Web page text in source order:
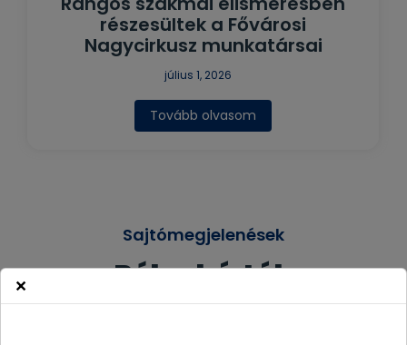
×
részesültek a Fővárosi
Nagycirkusz munkatársai
július 1, 2026
Tovább olvasom
Sajtómegjelenések
Rólunk írták